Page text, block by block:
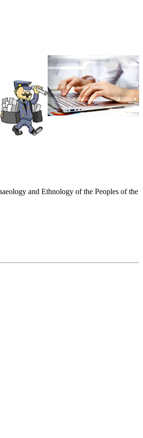
and Ethnology of the Peoples of the